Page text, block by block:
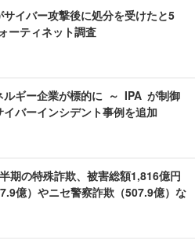
サイバー攻撃後に処分を受けたと5
ーティネット調査
ルギー企業が標的に ～ IPA が制御
イバーインシデント事例を追加
期の特殊詐欺、被害総額1,816億円
億）やニセ警察詐欺（507.9億）な